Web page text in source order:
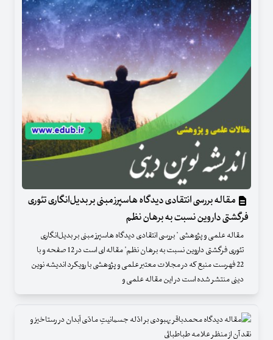
مقاله بررسی انتقادی دیدگاه هاسپرز مبنی بر بدیل‌انگاری تئوری
فرگشتی داروین نسبت به برهان نظم
مقاله علمی و پژوهشی " بررسی انتقادی دیدگاه هاسپرز مبنی بر بدیل‌انگاری
تئوری فرگشتی داروین نسبت به برهان نظم" مقاله ای است در 12 صفحه و با
22 فهرست منبع که در مجلات معتبر علمی و پژوهشی با رویکرد اندیشه نوین
دینی منتشر شده است در این مقاله علمی و